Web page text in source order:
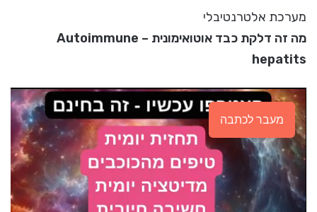
מערכת אלטרנטיבלי
מה זה דלקת כבד אוטואימונית – Autoimmune
hepatits
מעבר לכתבה